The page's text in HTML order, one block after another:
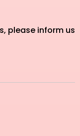
please inform us